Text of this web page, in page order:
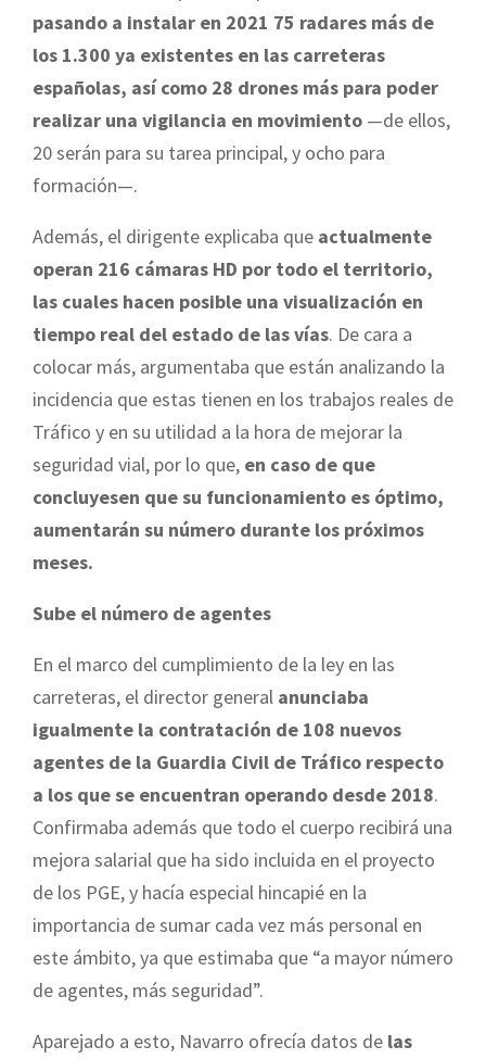
pasando a instalar en 2021 75 radares más de
los 1.300 ya existentes en las carreteras
españolas, así como 28 drones más para poder
realizar una vigilancia en movimiento —de ellos,
20 serán para su tarea principal, y ocho para
formación—.
Además, el dirigente explicaba que actualmente
operan 216 cámaras HD por todo el territorio,
las cuales hacen posible una visualización en
tiempo real del estado de las vías. De cara a
colocar más, argumentaba que están analizando la
incidencia que estas tienen en los trabajos reales de
Tráfico y en su utilidad a la hora de mejorar la
seguridad vial, por lo que, en caso de que
concluyesen que su funcionamiento es óptimo,
aumentarán su número durante los próximos
meses.
Sube el número de agentes
En el marco del cumplimiento de la ley en las
carreteras, el director general anunciaba
igualmente la contratación de 108 nuevos
agentes de la Guardia Civil de Tráfico respecto
a los que se encuentran operando desde 2018.
Confirmaba además que todo el cuerpo recibirá una
mejora salarial que ha sido incluida en el proyecto
de los PGE, y hacía especial hincapié en la
importancia de sumar cada vez más personal en
este ámbito, ya que estimaba que “a mayor número
de agentes, más seguridad”.
Aparejado a esto, Navarro ofrecía datos de las